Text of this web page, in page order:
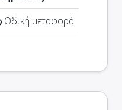
Οδική μεταφορά